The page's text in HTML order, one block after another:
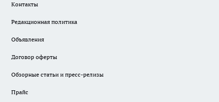
Контакты
Редакционная политика
Объявления
Договор оферты
Обзорные статьи и пресс-релизы
Прайс